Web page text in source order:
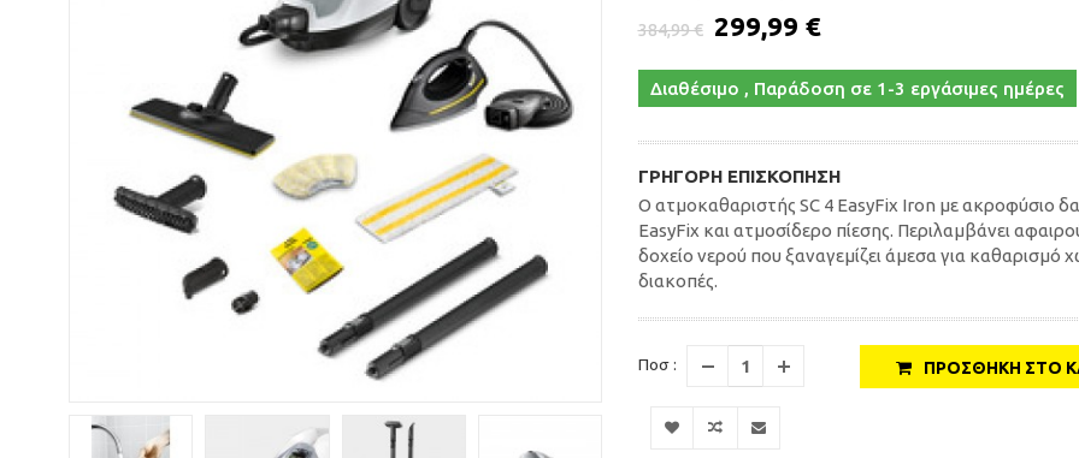
384,99 € 299,99 €
Διαθέσιμο , Παράδοση σε 1-3 εργάσιμες ημέρες
ΓΡΉΓΟΡΗ ΕΠΙΣΚΌΠΗΣΗ
Ο ατμοκαθαριστής SC 4 EasyFix Iron με ακροφύσιο
EasyFix και ατμοσίδερο πίεσης. Περιλαμβάνει
δοχείο νερού που ξαναγεμίζει άμεσα για καθαρισμό
διακοπές.
Ποσ : ΠΡΟΣΘΉΚΗ ΣΤΟ